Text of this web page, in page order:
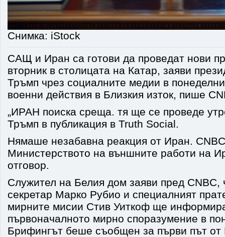
Снимка: iStock
САЩ и Иран са готови да проведат нови
вторник в столицата на Катар, заяви
Тръмп чрез социалните медии в
военни действия в Близкия изток, пише
„ИРАН поиска среща. тя ще се проведе
Тръмп в публикация в Truth Social.
Нямаше незабавна реакция от Иран.
Министерството на външните работи на
отговор.
Служител на Белия дом заяви пред CNBC,
секретар Марко Рубио и специалният
мирните мисии Стив Уиткоф ще
първоначалното мирно споразумение в
Брифингът беше съобщен за първи път от